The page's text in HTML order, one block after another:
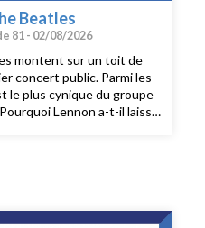
Beatles
81 - 02/08/2026
montent sur un toit de
concert public. Parmi les
le plus cynique du groupe
Lennon a-t-il laissé